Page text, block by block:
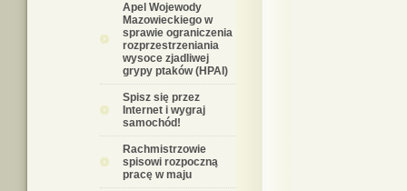
Apel Wojewody
Mazowieckiego w
sprawie ograniczenia
rozprzestrzeniania
wysoce zjadliwej
grypy ptaków (HPAI)
Spisz się przez
Internet i wygraj
samochód!
Rachmistrzowie
spisowi rozpoczną
pracę w maju